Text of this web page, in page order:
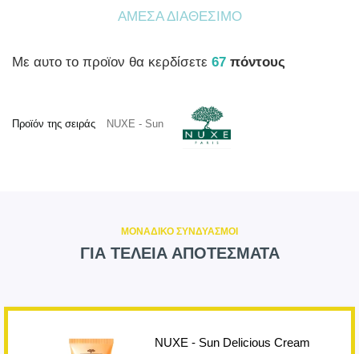
ΆΜΕΣΑ ΔΙΑΘΈΣΙΜΟ
Mε αυτο το προϊον θα κερδίσετε 67 πόντους
Προϊόν της σειράς NUXE - Sun
ΜΟΝΑΔΙΚΟ ΣΥΝΔΥΑΣΜΟΙ
ΓΙΑ ΤΕΛΕΙΑ ΑΠΟΤΕΣΜΑΤΑ
NUXE - Sun Delicious Cream